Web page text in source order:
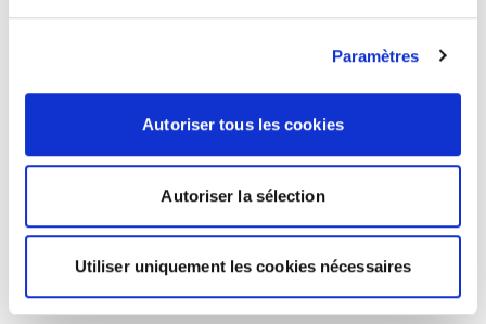
Paramètres
Autoriser tous les cookies
Autoriser la sélection
Utiliser uniquement les cookies nécessaires